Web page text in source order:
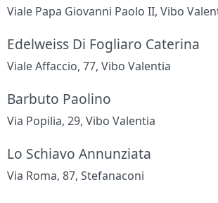
Viale Papa Giovanni Paolo II, Vibo
Edelweiss Di Fogliaro Caterina
Viale Affaccio, 77, Vibo Valentia
Barbuto Paolino
Via Popilia, 29, Vibo Valentia
Lo Schiavo Annunziata
Via Roma, 87, Stefanaconi